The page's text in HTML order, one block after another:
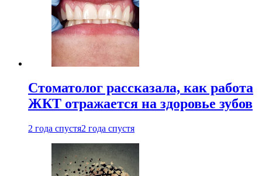
Стоматолог рассказала, как работа
ЖКТ отражается на здоровье зубов
2 года спустя2 года спустя